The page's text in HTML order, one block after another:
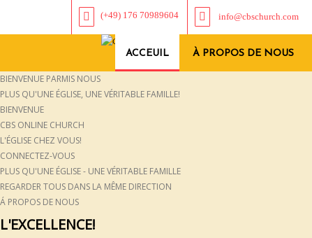
(+49) 176 70989604 info@cbschurch.com
ACCEUIL À PROPOS DE NOUS
BIENVENUE PARMIS NOUS
PLUS QU'UNE ÉGLISE, UNE VÉRITABLE FAMILLE!
BIENVENUE
CBS ONLINE CHURCH
L'ÉGLISE CHEZ VOUS!
CONNECTEZ-VOUS
PLUS QU'UNE ÉGLISE - UNE VÉRITABLE FAMILLE
REGARDER TOUS DANS LA MÊME DIRECTION
Á PROPOS DE NOUS
L'EXCELLENCE!